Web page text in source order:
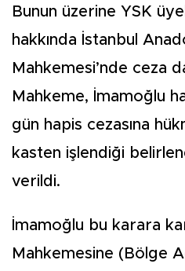
Bunun üzerine YSK
hakkında İstanbul
Mahkemesi’nde ceza
Mahkeme, İmamoğlu
gün hapis cezasına
kasten işlendiği
verildi.
İmamoğlu bu karara
Mahkemesine (Bölge